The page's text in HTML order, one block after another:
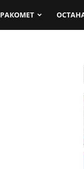
РАКОМЕТ